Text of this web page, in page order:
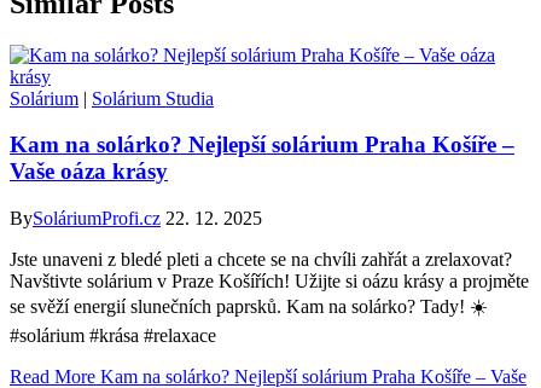
Solárium | Solárium Studia
Kam na solárko? Nejlepší solárium Praha Košíře –
Vaše oáza krásy
BySoláriumProfi.cz 22. 12. 2025
Jste unaveni z bledé pleti a chcete se na chvíli zahřát a zrelaxovat?
Navštivte solárium v Praze Košířích! Užijte si oázu krásy a projměte
se svěží energií slunečních paprsků. Kam na solárko? Tady! ☀️
#solárium #krása #relaxace
Read More Kam na solárko? Nejlepší solárium Praha Košíře – Vaše